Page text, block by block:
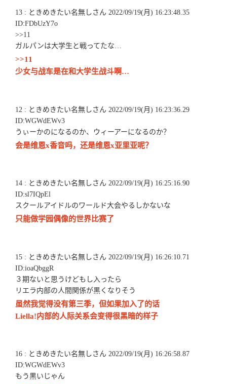
13 : ときめきたい名無しさん 2022/09/19(月) 16:23:48.35
ID:FDbUzY7o
>>11
ガルパンは大学生と戦ってたな…
>>11
少女与战车是在和大学生战斗啊…
12 : ときめきたい名無しさん 2022/09/19(月) 16:23:36.29
ID:WGWdEWv3
うぃーかのになるのか、ウィーアーになるのか？
会是维恩x香音吗，还是维恩x亚里亚呢？
14 : ときめきたい名無しさん 2022/09/19(月) 16:25:16.90
ID:sl7IQpEl
スクールアイドルのワールド大会やるしかないな
只能做学园偶像的世界比赛了
15 : ときめきたい名無しさん 2022/09/19(月) 16:26:10.71
ID:ioaQbggR
３期ないと思うけどもし入ったら
リエラ内部の人間関係が黒くなりそう
虽然我觉得没有第三季，但如果加入了的话
Liella!内部的人际关系会变得很黑暗的样子
16 : ときめきたい名無しさん 2022/09/19(月) 16:26:58.87
ID:WGWdEWv3
もう黒いじゃん